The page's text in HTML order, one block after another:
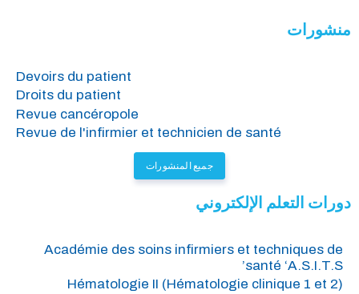
منشورات
Devoirs du patient
Droits du patient
Revue cancéropole
Revue de l'infirmier et technicien de santé
جميع المنشورات
دورات التعلم الإلكتروني
Académie des soins infirmiers et techniques de
santé ‘A.S.I.T.S’
Hématologie II (Hématologie clinique 1 et 2)